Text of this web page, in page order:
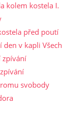
kolem kostela I.
před poutí
v kapli
zpívání
svobody